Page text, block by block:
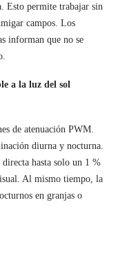
Esto permite trabajar sin
campos. Los
informan que no se
a la luz del sol
de atenuación PWM.
diurna y nocturna.
hasta solo un 1 %
Al mismo tiempo, la
en granjas o